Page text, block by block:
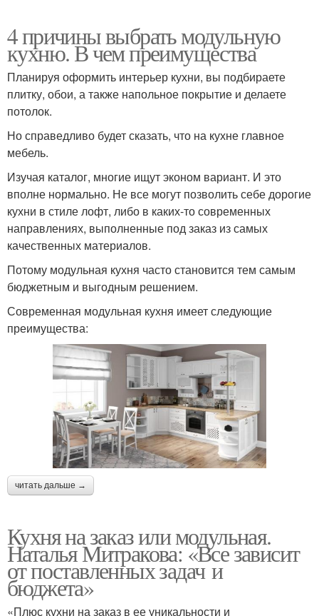
4 причины выбрать модульную
кухню. В чем преимущества
Планируя оформить интерьер кухни, вы подбираете
плитку, обои, а также напольное покрытие и делаете
потолок.
Но справедливо будет сказать, что на кухне главное
мебель.
Изучая каталог, многие ищут эконом вариант. И это
вполне нормально. Не все могут позволить себе дорогие
кухни в стиле лофт, либо в каких-то современных
направлениях, выполненные под заказ из самых
качественных материалов.
Потому модульная кухня часто становится тем самым
бюджетным и выгодным решением.
Современная модульная кухня имеет следующие
преимущества:
читать дальше →
Кухня на заказ или модульная.
Наталья Митракова: «Все зависит
от поставленных задач и
бюджета»
«Плюс кухни на заказ в ее уникальности и